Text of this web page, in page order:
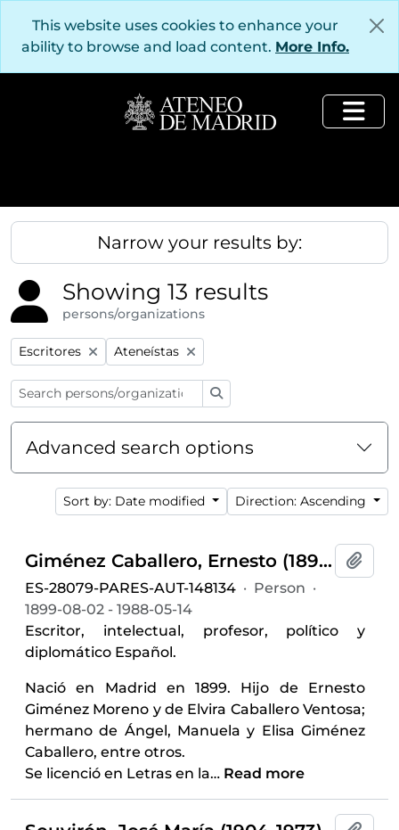
This website uses cookies to enhance your
ability to browse and load content. More Info.
Narrow your results by:
Showing 13 results
persons/organizations
Remove filter:
Escritores Remove filter:
Ateneístas
Advanced search options
Sort by: Date modified Direction: Ascending
Giménez Caballero, Ernesto (1899-1988)
ES-28079-PARES-AUT-148134 · Person ·
1899-08-02 - 1988-05-14
Escritor, intelectual, profesor, político y
diplomático Español.
Nació en Madrid en 1899. Hijo de Ernesto
Giménez Moreno y de Elvira Caballero Ventosa;
hermano de Ángel, Manuela y Elisa Giménez
Caballero, entre otros.
Se licenció en Letras en la… Read more